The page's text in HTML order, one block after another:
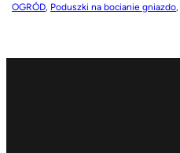
OGRÓD, Poduszki na bocianie gniazdo,